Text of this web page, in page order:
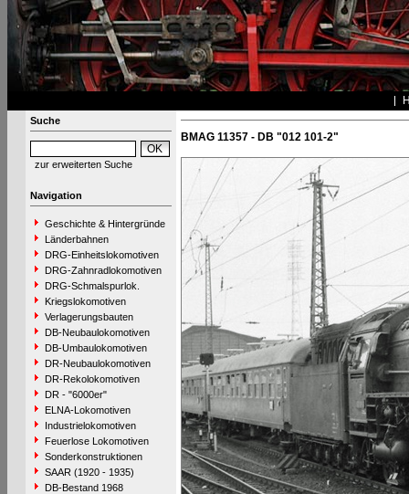
Suche
zur erweiterten Suche
Navigation
Geschichte & Hintergründe
Länderbahnen
DRG-Einheitslokomotiven
DRG-Zahnradlokomotiven
DRG-Schmalspurlok.
Kriegslokomotiven
Verlagerungsbauten
DB-Neubaulokomotiven
DB-Umbaulokomotiven
DR-Neubaulokomotiven
DR-Rekolokomotiven
DR - "6000er"
ELNA-Lokomotiven
Industrielokomotiven
Feuerlose Lokomotiven
Sonderkonstruktionen
SAAR (1920 - 1935)
DB-Bestand 1968
BMAG 11357 - DB "012 101-2"